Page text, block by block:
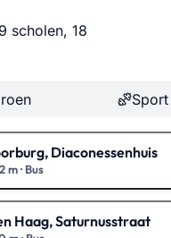
scholen, 18
Sport
Diaconessenhuis
m· Bus
de kaart
Haag, Saturnusstraat